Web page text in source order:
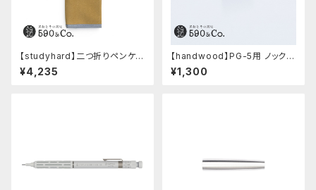
【studyhard】二つ折りペンケー
ス ミニマムコンパクトサイズ
(カーキ)
¥4,235
【handwood】PG-5用 ノック部
カバー (超超ジュラルミン)
¥1,300